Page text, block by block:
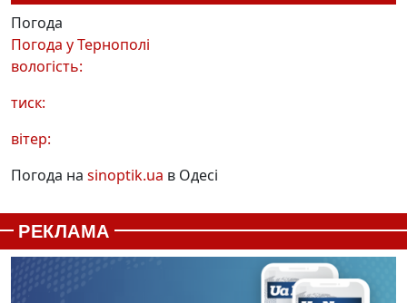
Погода
Погода уТернополі
вологість:
тиск:
вітер:
Погода на sinoptik.ua в Одесі
РЕКЛАМА